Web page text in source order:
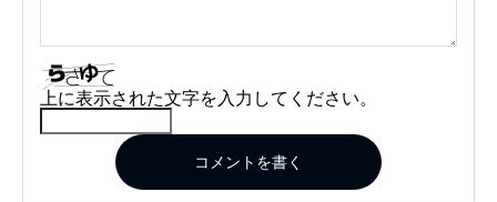
上に表示された文字を入力してください。
コメントを書く